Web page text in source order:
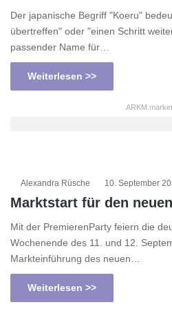
Der japanische Begriff "Koeru"
übertreffen" oder "einen Schritt
passender Name für…
Weiterlesen >>
Alexandra Rüsche 10. September
Marktstart für den
Mit der PremierenParty feiern die
Wochenende des 11. und 12.
Markteinführung des neuen…
Weiterlesen >>